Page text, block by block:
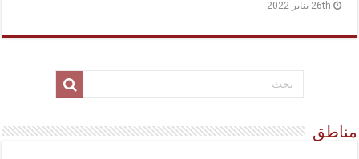
26th يناير 2022
مناطق